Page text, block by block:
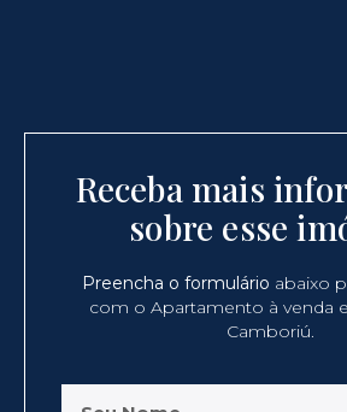
Receba mais
sobre esse
Preencha o formulário abaixo
com o Apartamento à venda
Camboriú.